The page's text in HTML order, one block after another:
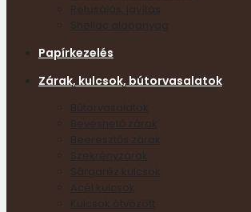
Retusálás, javítás
Papírkezelés
Zárak, kulcsok, bútorvasalatok
Bútorvasalatok
Bevéshető zárak
Beeresztős zárak
Szekrényzárak
Sárgaréz kulcsok
Acél kulcsok
Kulcsok ötvözött